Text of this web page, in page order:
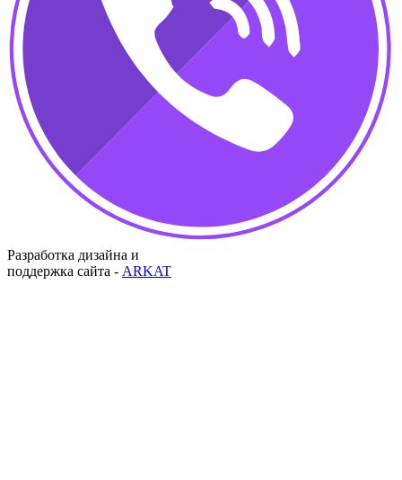
Разработка дизайна и
поддержка сайта - ARKAT